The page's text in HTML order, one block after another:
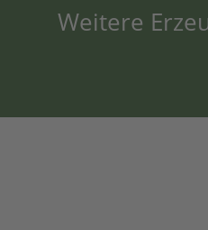
Weitere